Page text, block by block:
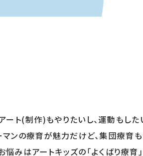
ート(制作)もやりたいし、運動もした
マンの療育が魅力だけど、集団療育
悩みはアートキッズの「よくばり療育